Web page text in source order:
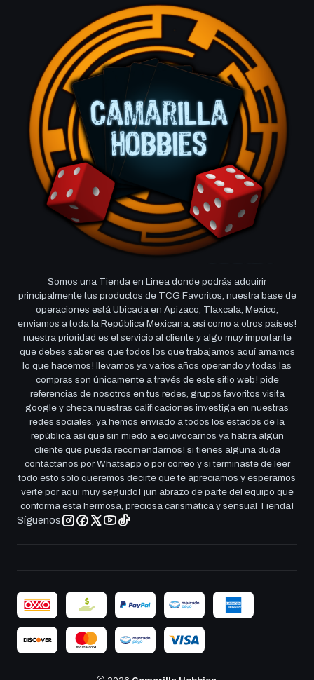
Somos una Tienda en Linea donde podrás adquirir
principalmente tus productos de TCG Favoritos, nuestra base de
operaciones está Ubicada en Apizaco, Tlaxcala, Mexico,
enviamos a toda la República Mexicana, así como a otros países!
nuestra prioridad es el servicio al cliente y algo muy importante
que debes saber es que todos los que trabajamos aquí amamos
lo que hacemos! llevamos ya varios años operando y todas las
compras son únicamente a través de este sitio web! pide
referencias de nosotros en tus redes, grupos favoritos visita
google y checa nuestras calificaciones investiga en nuestras
redes sociales, ya hemos enviado a todos los estados de la
república así que sin miedo a equivocarnos ya habrá algún
cliente que pueda recomendarnos! si tienes alguna duda
contáctanos por Whatsapp o por correo y si terminaste de leer
todo esto solo queremos decirte que te apreciamos y esperamos
verte por aqui muy seguido! ¡un abrazo de parte del equipo que
conforma esta hermosa, preciosa carismática y sensual Tienda!
Síguenos